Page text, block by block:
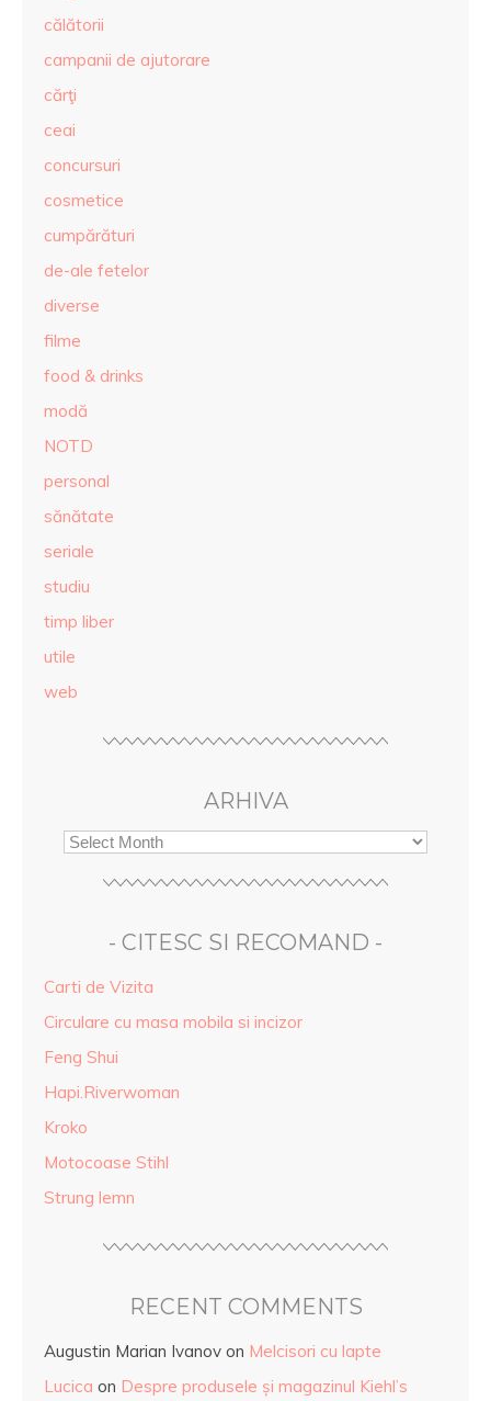
călătorii
campanii de ajutorare
cărţi
ceai
concursuri
cosmetice
cumpărături
de-ale fetelor
diverse
filme
food & drinks
modă
NOTD
personal
sănătate
seriale
studiu
timp liber
utile
web
ARHIVA
- CITESC SI RECOMAND -
Carti de Vizita
Circulare cu masa mobila si incizor
Feng Shui
Hapi.Riverwoman
Kroko
Motocoase Stihl
Strung lemn
RECENT COMMENTS
Augustin Marian Ivanov on Melcisori cu lapte
Lucica on Despre produsele și magazinul Kiehl’s